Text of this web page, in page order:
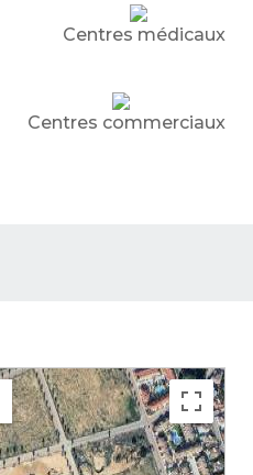
Centres médicaux
Centres commerciaux